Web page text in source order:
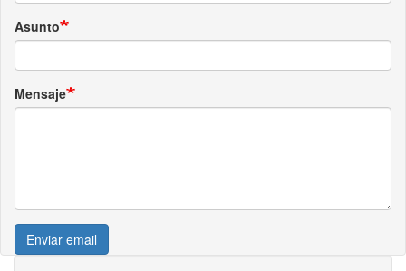
Asunto
Mensaje
Enviar email